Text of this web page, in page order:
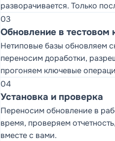
разворачивается. Только
03
Обновление в тестовом
Нетиповые базы обновляем
переносим доработки,
прогоняем ключевые
04
Установка и проверка
Переносим обновление в
время, проверяем
вместе с вами.